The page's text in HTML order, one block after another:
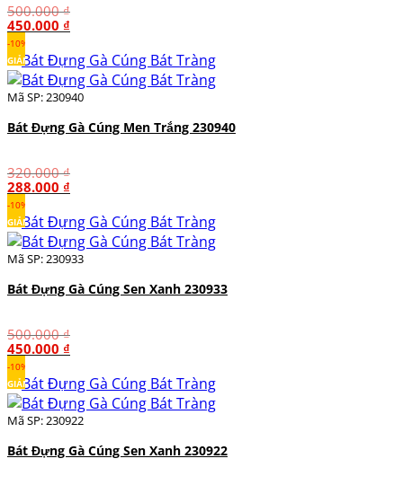
500.000₫
Giá
gốc
là:
500.000 ₫.
450.000 ₫
hiện
tại
là:
450.000 ₫.
-10%
GIẢM
Mã SP: 230940
Bát Đựng Gà Cúng Men Trắng 230940
320.000₫
Giá
gốc
là:
320.000 ₫.
288.000 ₫
hiện
tại
là:
288.000 ₫.
-10%
GIẢM
Mã SP: 230933
Bát Đựng Gà Cúng Sen Xanh 230933
500.000₫
Giá
gốc
là:
500.000 ₫.
450.000 ₫
hiện
tại
là:
450.000 ₫.
-10%
GIẢM
Mã SP: 230922
Bát Đựng Gà Cúng Sen Xanh 230922